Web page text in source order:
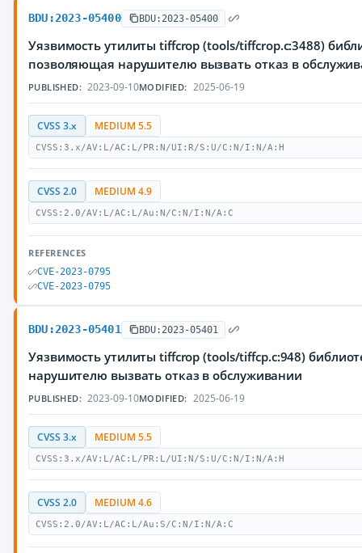
BDU:2023-05400 BDU:2023-05400
Уязвимость утилиты tiffcrop (tools/tiffcrop.c:3488)
позволяющая нарушителю вызвать отказ в
PUBLISHED: 2023-09-10MODIFIED: 2025-06-19
CVSS 3.x MEDIUM 5.5
CVSS:3.x/AV:L/AC:L/PR:N/UI:R/S:U/C:N/I:N/A:H
CVSS 2.0 MEDIUM 4.9
CVSS:2.0/AV:L/AC:L/Au:N/C:N/I:N/A:C
REFERENCES
CVE-2023-0795
CVE-2023-0795
BDU:2023-05401 BDU:2023-05401
Уязвимость утилиты tiffcrop (tools/tiffcp.c:948)
нарушителю вызвать отказ в обслуживании
PUBLISHED: 2023-09-10MODIFIED: 2025-06-19
CVSS 3.x MEDIUM 5.5
CVSS:3.x/AV:L/AC:L/PR:L/UI:N/S:U/C:N/I:N/A:H
CVSS 2.0 MEDIUM 4.6
CVSS:2.0/AV:L/AC:L/Au:S/C:N/I:N/A:C